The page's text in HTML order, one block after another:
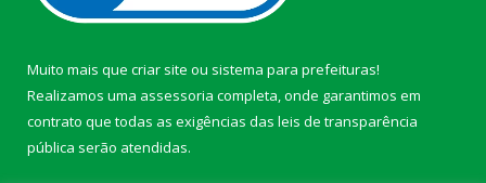
Muito mais que criar site ou sistema para prefeituras!
Realizamos uma assessoria completa, onde garantimos em
contrato que todas as exigências das leis de transparência
pública serão atendidas.